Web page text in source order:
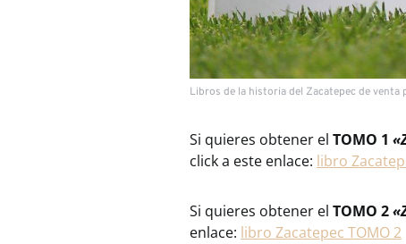
Libros de la historia del Zacatepec de
Si quieres obtener el TOMO 1
click a este enlace: libro
Si quieres obtener el TOMO 2
enlace: libro Zacatepec TOMO 2